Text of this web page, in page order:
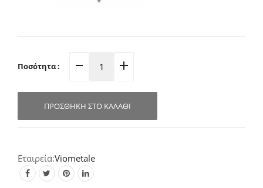
Ποσότητα :
Λαβή
Πορσελάνη
ΠΡΟΣΘΉΚΗ ΣΤΟ ΚΑΛΆΘΙ
Viometale